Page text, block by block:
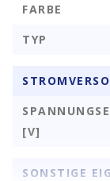
FARBE
TYP
[V]
SONSTIGE